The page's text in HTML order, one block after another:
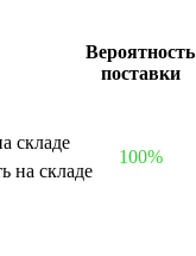
Вероятность
поставки
100%